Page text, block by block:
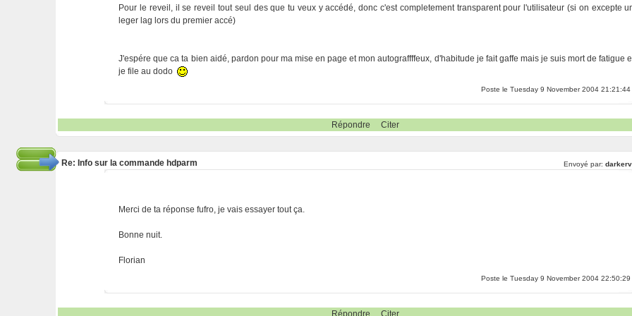
Pour le reveil, il se reveil tout seul des que tu veux y accédé, donc c'est completement transparent pour l'utilisateur (si on excepte
leger lag lors du premier accé)
J'espére que ca ta bien aidé, pardon pour ma mise en page et mon autograffffeux, d'habitude je fait gaffe mais je suis mort de fatigue
je file au dodo
Poste le Tuesday 9 November 2004 21:21:44
Répondre Citer
Re: Info sur la commande hdparm Envoyé par:
Merci de ta réponse fufro, je vais essayer tout ça.
Bonne nuit.
Florian
Poste le Tuesday 9 November 2004 22:50:29
Répondre Citer